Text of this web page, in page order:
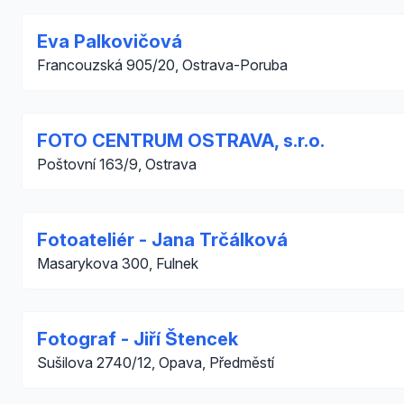
Eva Palkovičová
Francouzská 905/20, Ostrava-Poruba
FOTO CENTRUM OSTRAVA, s.r.o.
Poštovní 163/9, Ostrava
Fotoateliér - Jana Trčálková
Masarykova 300, Fulnek
Fotograf - Jiří Štencek
Sušilova 2740/12, Opava, Předměstí